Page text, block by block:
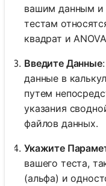
вашим данным и
тестам
квадрат и
Введите Данные
данные в
путем
указания
файлов данных.
Укажите
вашего теста,
(альфа) и